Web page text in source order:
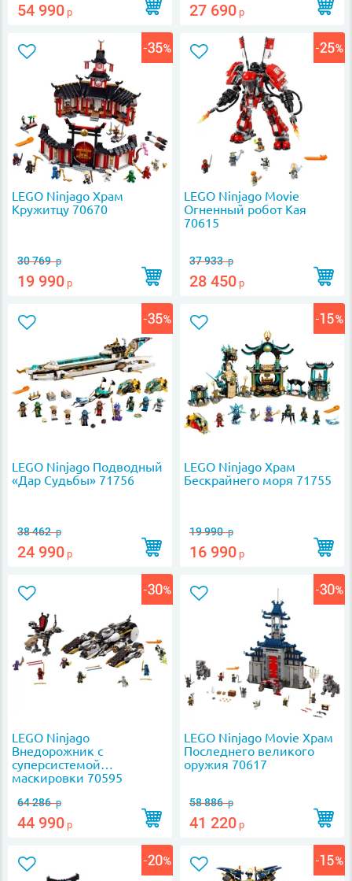
54 990 р 27 690 р
LEGO Ninjago Храм
Кружитцу 70670
30 769р
19 990 р
LEGO Ninjago Movie
Огненный робот Кая
70615
37 933р
28 450 р
LEGO Ninjago Подводный
«Дар Судьбы» 71756
38 462р
24 990 р
LEGO Ninjago Храм
Бескрайнего моря 71755
19 990р
16 990 р
LEGO Ninjago
Внедорожник с
суперсистемой
маскировки 70595
64 286р
44 990 р
LEGO Ninjago Movie Храм
Последнего великого
оружия 70617
58 886р
41 220 р